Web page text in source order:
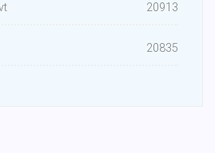
20913
20835